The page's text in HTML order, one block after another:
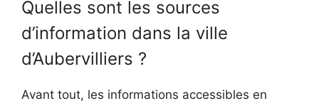
Quelles sont les sources
d’information dans la ville
d’Aubervilliers ?
Avant tout, les informations accessibles en